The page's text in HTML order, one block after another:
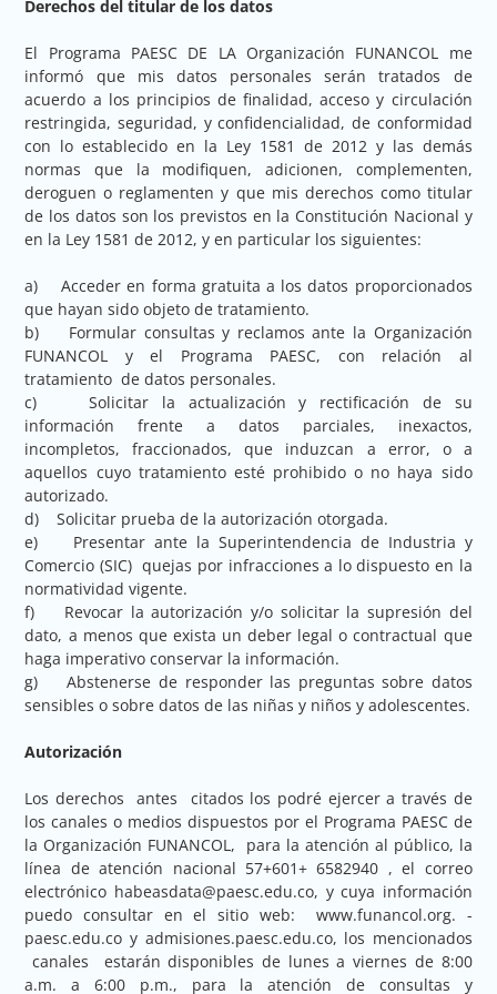
Derechos del titular de los datos
El Programa PAESC DE LA Organización FUNANCOL me
informó que mis datos personales serán tratados de
acuerdo a los principios de finalidad, acceso y circulación
restringida, seguridad, y confidencialidad, de conformidad
con lo establecido en la Ley 1581 de 2012 y las demás
normas que la modifiquen, adicionen, complementen,
deroguen o reglamenten y que mis derechos como titular
de los datos son los previstos en la Constitución Nacional y
en la Ley 1581 de 2012, y en particular los siguientes:
a) Acceder en forma gratuita a los datos proporcionados
que hayan sido objeto de tratamiento.
b) Formular consultas y reclamos ante la Organización
FUNANCOL y el Programa PAESC, con relación al
tratamiento de datos personales.
c) Solicitar la actualización y rectificación de su
información frente a datos parciales, inexactos,
incompletos, fraccionados, que induzcan a error, o a
aquellos cuyo tratamiento esté prohibido o no haya sido
autorizado.
d) Solicitar prueba de la autorización otorgada.
e) Presentar ante la Superintendencia de Industria y
Comercio (SIC) quejas por infracciones a lo dispuesto en la
normatividad vigente.
f) Revocar la autorización y/o solicitar la supresión del
dato, a menos que exista un deber legal o contractual que
haga imperativo conservar la información.
g) Abstenerse de responder las preguntas sobre datos
sensibles o sobre datos de las niñas y niños y adolescentes.
Autorización
Los derechos antes citados los podré ejercer a través de
los canales o medios dispuestos por el Programa PAESC de
la Organización FUNANCOL, para la atención al público, la
línea de atención nacional 57+601+ 6582940 , el correo
electrónico habeasdata@paesc.edu.co, y cuya información
puedo consultar en el sitio web: www.funancol.org. -
paesc.edu.co y admisiones.paesc.edu.co, los mencionados
canales estarán disponibles de lunes a viernes de 8:00
a.m. a 6:00 p.m., para la atención de consultas y